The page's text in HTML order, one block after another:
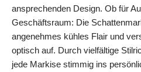
ansprechenden Design. Ob für
Geschäftsraum: Die
angenehmes kühles Flair und
optisch auf. Durch vielfältige
jede Markise stimmig ins